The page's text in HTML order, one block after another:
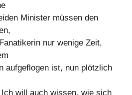
Minister müssen den
nur wenige Zeit,
aufgeflogen ist, nun plötzlich
will auch wissen, wie sich